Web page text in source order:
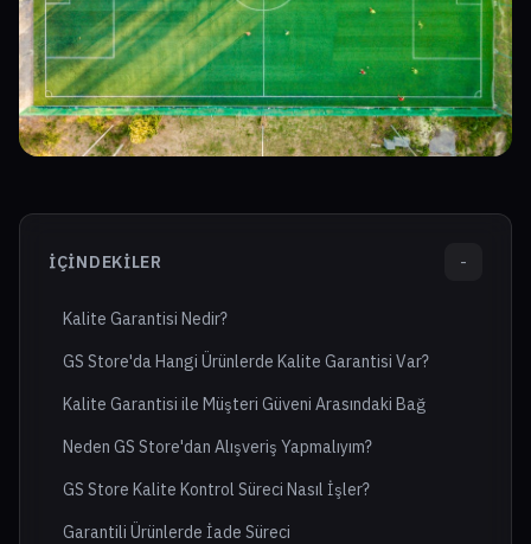
İÇINDEKILER -
Kalite Garantisi Nedir?
GS Store'da Hangi Ürünlerde Kalite Garantisi Var?
Kalite Garantisi ile Müşteri Güveni Arasındaki Bağ
Neden GS Store'dan Alışveriş Yapmalıyım?
GS Store Kalite Kontrol Süreci Nasıl İşler?
Garantili Ürünlerde İade Süreci